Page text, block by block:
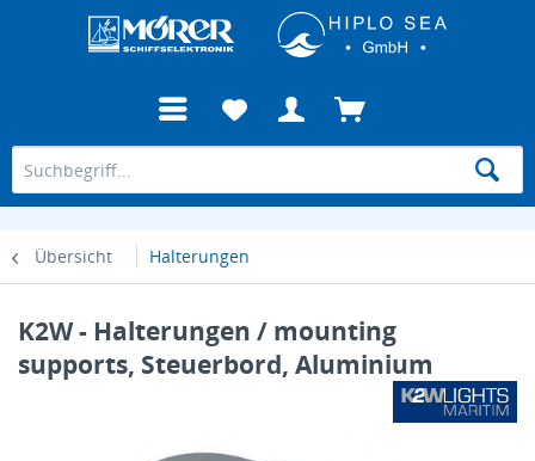
Übersicht Halterungen
K2W - Halterungen / mounting
supports, Steuerbord, Aluminium